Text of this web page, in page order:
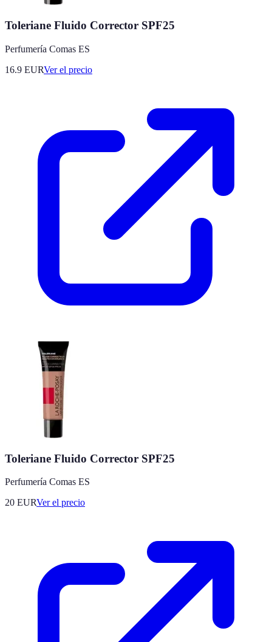
Toleriane Fluido Corrector SPF25
Perfumería Comas ES
16.9 EURVer el precio
Toleriane Fluido Corrector SPF25
Perfumería Comas ES
20 EURVer el precio